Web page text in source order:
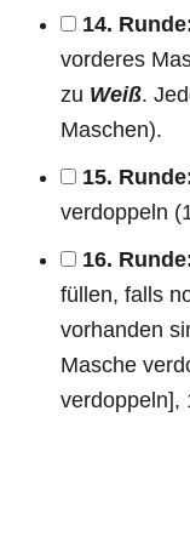
14.
vorderes
zu Weiß.
Maschen).
15.
verdoppeln
16.
füllen, falls
vorhanden
Masche
verdoppeln],